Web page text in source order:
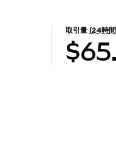
取引量 (24時